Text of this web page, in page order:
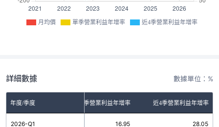
月均價 單季營業利益年增率 近4季營業利益年增率
詳細數據 數據單位：%
年度/季度 單季營業利益年增率 近4季營業利益年增率
2026-Q1 16.95 28.05